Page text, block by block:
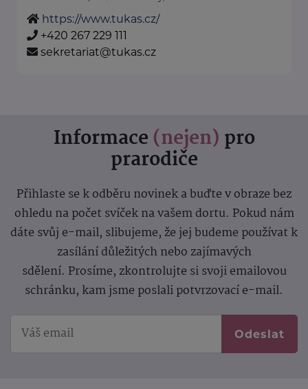
https://www.tukas.cz/
+420 267 229 111
sekretariat@tukas.cz
Informace (nejen) pro
prarodiče
Přihlaste se k odběru novinek a buďte v obraze bez
ohledu na počet svíček na vašem dortu. Pokud nám
dáte svůj e-mail, slibujeme, že jej budeme používat k
zasílání důležitých nebo zajímavých
sdělení. Prosíme, zkontrolujte si svoji emailovou
schránku, kam jsme poslali potvrzovací e-mail.
Odeslat